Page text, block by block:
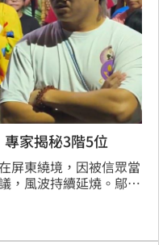
家揭秘3階5位
屏東繞境，因被信眾當
，風波持續延燒。鄔馨
不少網友看傻眼，連